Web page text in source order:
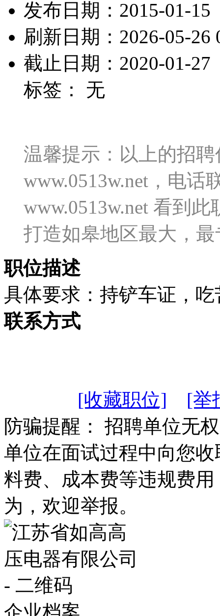
发布日期：2015-01-15
刷新日期：2026-05-26
截止日期：2020-01-27
标签： 无
温馨提示：以上的招
www.0513w.net，电
www.0513w.net 看到
打造如皋地区最大，
职位描述
具体要求：持铲车证，
联系方式
[收藏职位]
[举
防骗提醒： 招聘单位无
单位在面试过程中向您
料费、成本费等违规费
为，欢迎举报。
企业档案